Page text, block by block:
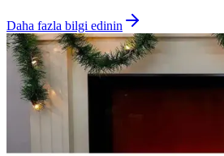
Daha fazla bilgi edinin